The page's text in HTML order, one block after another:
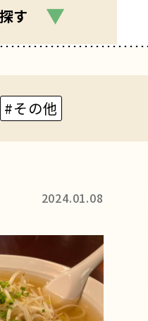
す ▼
#その他
2024.01.08